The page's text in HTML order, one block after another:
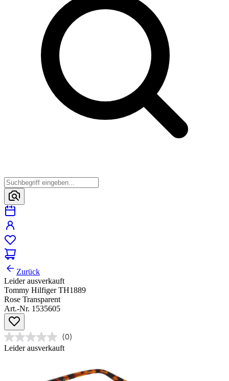
Zurück
Leider ausverkauft
Tommy Hilfiger TH1889
Rose Transparent
Art.-Nr. 1535605
(0)
Leider ausverkauft